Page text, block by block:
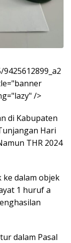
/>
di Kabupaten
Hari
THR 2024
ke dalam objek
1 huruf a
dalam Pasal